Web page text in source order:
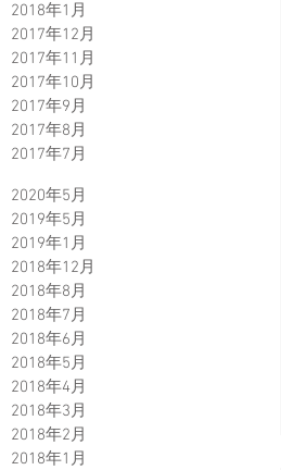
2018年1月
2017年12月
2017年11月
2017年10月
2017年9月
2017年8月
2017年7月
2020年5月
2019年5月
2019年1月
2018年12月
2018年8月
2018年7月
2018年6月
2018年5月
2018年4月
2018年3月
2018年2月
2018年1月